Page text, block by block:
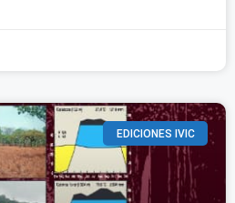
EDICIONES IVIC